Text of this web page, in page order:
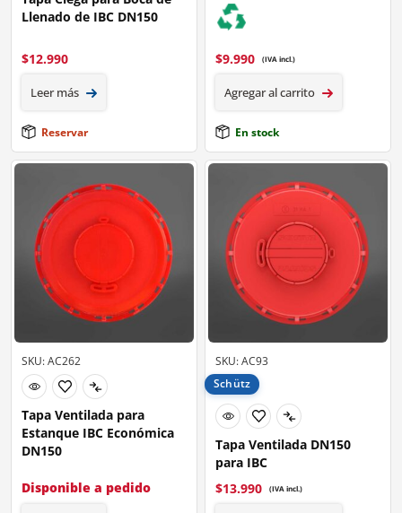
Llenado de IBC DN150
$12.990
Leer más
Reservar
$9.990 (IVA incl.)
Agregar al carrito
En stock
SKU: AC262
Tapa Ventilada para
Estanque IBC Económica
DN150
Disponible a pedido
SKU: AC93
Schütz
Tapa Ventilada DN150
para IBC
$13.990 (IVA incl.)